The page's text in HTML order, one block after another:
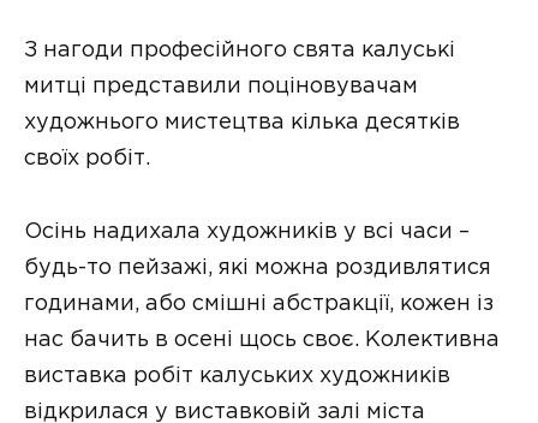
З нагоди професійного свята калуські
митці представили поціновувачам
художнього мистецтва кілька десятків
своїх робіт.
Осінь надихала художників у всі часи –
будь-то пейзажі, які можна роздивлятися
годинами, або смішні абстракції, кожен із
нас бачить в осені щось своє. Колективна
виставка робіт калуських художників
відкрилася у виставковій залі міста